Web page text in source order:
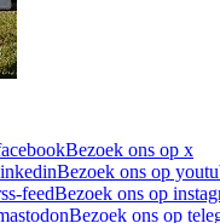
Bezoek ons op x
Bezoek ons op
feedBezoek ons op
Bezoek ons op